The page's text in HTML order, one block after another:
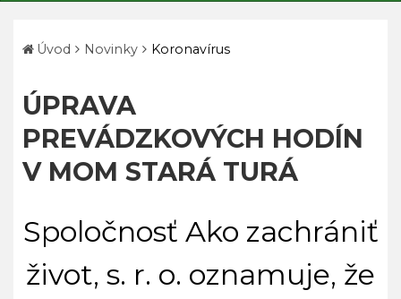
Úvod Novinky Koronavírus
ÚPRAVA
PREVÁDZKOVÝCH HODÍN
V MOM STARÁ TURÁ
Spoločnosť Ako zachrániť
život, s. r. o. oznamuje, že